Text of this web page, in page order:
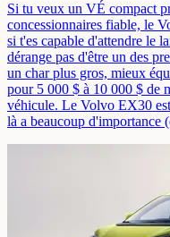
Si tu veux un VÉ compact
concessionnaires fiable, le
si t'es capable d'attendre le
dérange pas d'être un des
un char plus gros, mieux
pour 5 000 $ à 10 000 $ de
véhicule. Le Volvo EX30
là a beaucoup d'importance